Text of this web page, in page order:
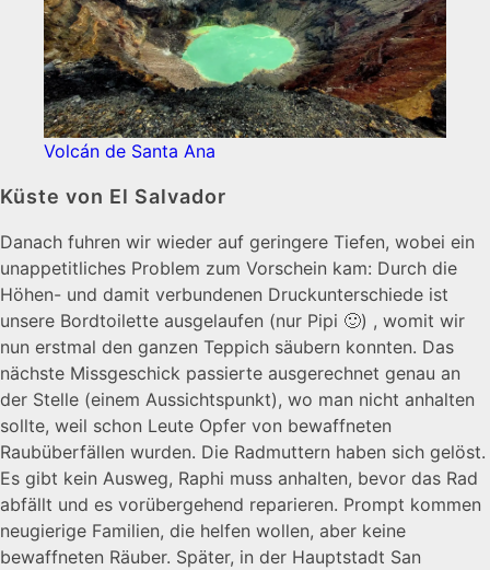
Volcán de Santa Ana
Küste von El Salvador
Danach fuhren wir wieder auf geringere Tiefen, wobei ein
unappetitliches Problem zum Vorschein kam: Durch die
Höhen- und damit verbundenen Druckunterschiede ist
unsere Bordtoilette ausgelaufen (nur Pipi 🙂) , womit wir
nun erstmal den ganzen Teppich säubern konnten. Das
nächste Missgeschick passierte ausgerechnet genau an
der Stelle (einem Aussichtspunkt), wo man nicht anhalten
sollte, weil schon Leute Opfer von bewaffneten
Raubüberfällen wurden. Die Radmuttern haben sich gelöst.
Es gibt kein Ausweg, Raphi muss anhalten, bevor das Rad
abfällt und es vorübergehend reparieren. Prompt kommen
neugierige Familien, die helfen wollen, aber keine
bewaffneten Räuber. Später, in der Hauptstadt San